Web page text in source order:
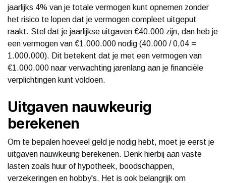
jaarlijks 4% van je totale vermogen kunt opnemen zonder
het risico te lopen dat je vermogen compleet uitgeput
raakt. Stel dat je jaarlijkse uitgaven €40.000 zijn, dan heb je
een vermogen van €1.000.000 nodig (40.000 / 0,04 =
1.000.000). Dit betekent dat je met een vermogen van
€1.000.000 naar verwachting jarenlang aan je financiële
verplichtingen kunt voldoen.
Uitgaven nauwkeurig
berekenen
Om te bepalen hoeveel geld je nodig hebt, moet je eerst je
uitgaven nauwkeurig berekenen. Denk hierbij aan vaste
lasten zoals huur of hypotheek, boodschappen,
verzekeringen en hobby's. Het is ook belangrijk om